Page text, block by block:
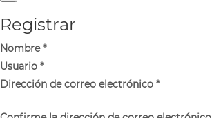
Registrar
Nombre*
Usuario *
Dirección de correo electrónico *